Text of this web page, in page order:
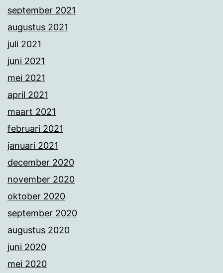
september 2021
augustus 2021
juli 2021
juni 2021
mei 2021
april 2021
maart 2021
februari 2021
januari 2021
december 2020
november 2020
oktober 2020
september 2020
augustus 2020
juni 2020
mei 2020